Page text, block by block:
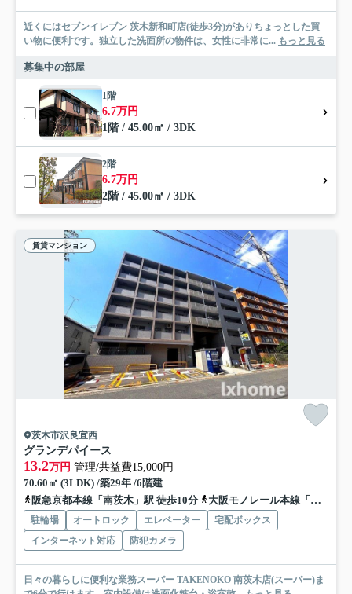
近くにはセブンイレブン 茨木新和町店(徒歩3分)がありちょっとした買
い物に便利です。独立した洗面所の物件は、女性に非常に... もっと見る
募集中の部屋
1階
6.7万円
1階 / 45.00㎡ / 3DK
2階
6.7万円
2階 / 45.00㎡ / 3DK
賃貸マンション
茨木市沢良宜西
グランデパイース
13.2万円 管理/共益費15,000円
70.60㎡ (3LDK) /築29年 /6階建
阪急京都本線「南茨木」駅 徒歩10分
大阪モノレール本線「南茨木」駅 徒歩10分
駐輪場 オートロック エレベーター
宅配ボックス
インターネット対応
防犯カメラ
日々の暮らしに便利な業務スーパー TAKENOKO 南茨木店(スーパー)ま